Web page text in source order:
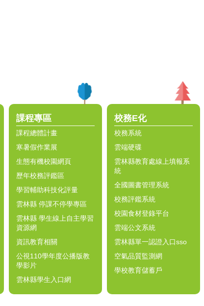
課程專區
課程總體計畫
寒暑假作業展
生態有機校園網頁
歷年校務評鑑區
學習輔助科技化評量
雲林縣 停課不停學專區
雲林縣 學生線上自主學習
資源網
資訊教育相關
公視110學年度公播版教
學影片
雲林縣學生入口網
校務E化
校務系統
雲端硬碟
雲林縣教育處線上填報系
統
全國圖書管理系統
校務評鑑系統
校園食材登錄平台
雲端公文系統
雲林縣單一認證入口sso
空氣品質監測網
學校教育儲蓄戶